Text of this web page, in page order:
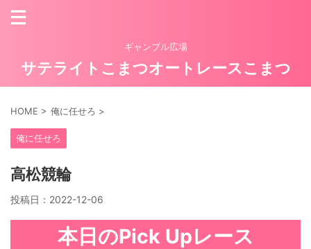
ギャンブル広場
サテライトこまつオートレースこまつ
HOME > 俺に任せろ >
俺に任せろ
高松競輪
投稿日： 2022-12-06
本日のPick Upレース